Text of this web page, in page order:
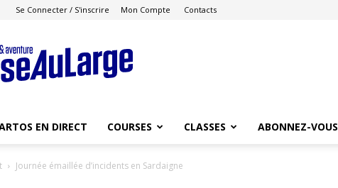
Se Connecter / S'inscrire Mon Compte Contacts
Course
au
Large
EN DIRECT COURSES CLASSES ABONNEZ-VOUS
Journée émaillée d’incidents en Sardaigne